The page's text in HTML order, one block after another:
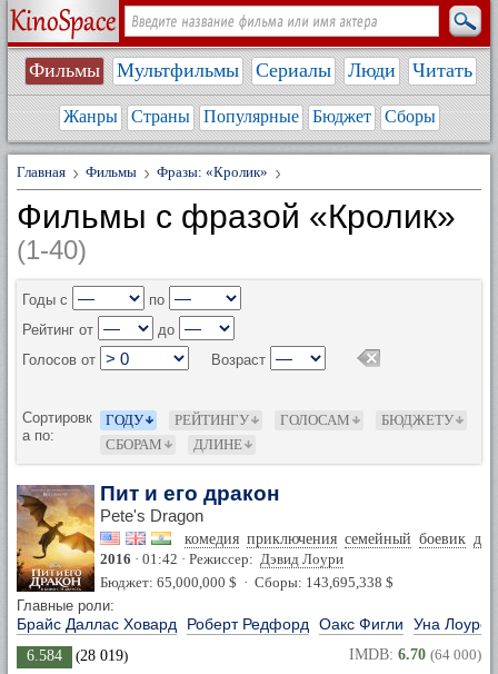
Фильмы Мультфильмы Сериалы Люди Читать
Жанры Страны Популярные Бюджет Сборы
Главная Фильмы Фразы: «Кролик»
Фильмы с фразой «Кролик»
(1-40)
Годы с
по
Рейтинг от
до
Голосов от
Возраст
Сортировк
а по:
ГОДУ РЕЙТИНГУ ГОЛОСАМ
БЮДЖЕТУ
СБОРАМ
ДЛИНЕ
Пит и его дракон
Pete's Dragon
комедия приключения семейный боевик
2016 · 01:42 · Режиссер: Дэвид Лоури
Бюджет: 65,000,000 $ · Сборы: 143,695,338 $
Главные роли:
Брайс Даллас Ховард Роберт Редфорд Оакс Фигли Уна
6.584 (28 019) IMDB: 6.70 (64 000)